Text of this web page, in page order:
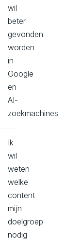
wil
beter
gevonden
worden
in
Google
en
AI-
zoekmachines
Ik
wil
weten
welke
content
mijn
doelgroep
nodig